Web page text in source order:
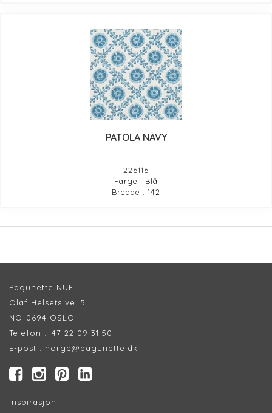
PATOLA NAVY
226116
Farge : Blå
Bredde : 142
Pagunette NUF
Olaf Helsets vei 5
NO-0694 OSLO
Telefon :+47 22 09 31 50
E-post : norge@pagunette.dk
Inspirasjon